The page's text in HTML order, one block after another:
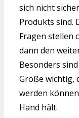
sich nicht
Produkts sind.
Fragen stellen
dann den
Besonders
Größe wichtig,
werden
Hand hält.